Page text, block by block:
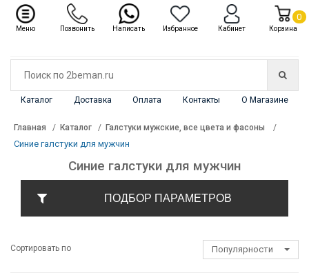
Каталог Доставка Оплата Контакты О Магазине
Каталог ✖
Главная Каталог Галстуки мужские, все цвета и фасоны
Синие галстуки для мужчин
Синие галстуки для мужчин
ПОДБОР ПАРАМЕТРОВ
Сортировать по Популярности
Меню Позвонить Написать Избранное Кабинет Корзина
0